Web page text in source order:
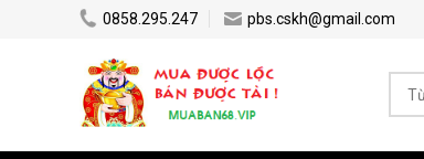
0858.295.247 pbs.cskh@gmail.com